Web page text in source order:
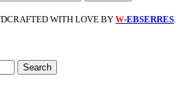
WITH LOVE BY W-EBSERRES
Search